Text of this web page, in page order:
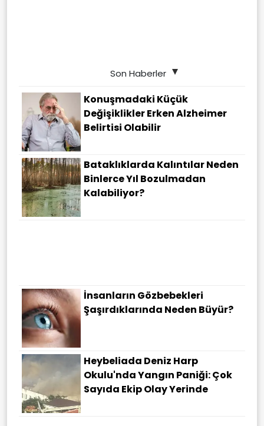
Son Haberler
Konuşmadaki Küçük
Değişiklikler Erken Alzheimer
Belirtisi Olabilir
Bataklıklarda Kalıntılar Neden
Binlerce Yıl Bozulmadan
Kalabiliyor?
İnsanların Gözbebekleri
Şaşırdıklarında Neden Büyür?
Heybeliada Deniz Harp
Okulu'nda Yangın Paniği: Çok
Sayıda Ekip Olay Yerinde